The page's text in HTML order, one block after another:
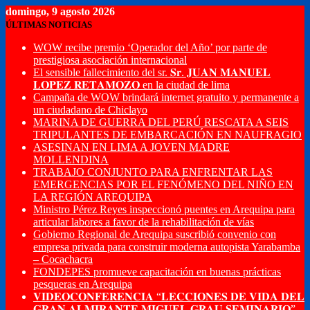
domingo, 9 agosto 2026
ÚLTIMAS NOTICIAS
WOW recibe premio ‘Operador del Año’ por parte de
prestigiosa asociación internacional
El sensible fallecimiento del sr. 𝐒𝐫. 𝐉𝐔𝐀𝐍 𝐌𝐀𝐍𝐔𝐄𝐋
𝐋𝐎𝐏𝐄𝐙 𝐑𝐄𝐓𝐀𝐌𝐎𝐙𝐎 en la ciudad de lima
Campaña de WOW brindará internet gratuito y permanente a
un ciudadano de Chiclayo
MARINA DE GUERRA DEL PERÚ RESCATA A SEIS
TRIPULANTES DE EMBARCACIÓN EN NAUFRAGIO
ASESINAN EN LIMA A JOVEN MADRE
MOLLENDINA
TRABAJO CONJUNTO PARA ENFRENTAR LAS
EMERGENCIAS POR EL FENÓMENO DEL NIÑO EN
LA REGIÓN AREQUIPA
Ministro Pérez Reyes inspeccionó puentes en Arequipa para
articular labores a favor de la rehabilitación de vías
Gobierno Regional de Arequipa suscribió convenio con
empresa privada para construir moderna autopista Yarabamba
– Cocachacra
FONDEPES promueve capacitación en buenas prácticas
pesqueras en Arequipa
𝐕𝐈𝐃𝐄𝐎𝐂𝐎𝐍𝐅𝐄𝐑𝐄𝐍𝐂𝐈𝐀 “𝐋𝐄𝐂𝐂𝐈𝐎𝐍𝐄𝐒 𝐃𝐄 𝐕𝐈𝐃𝐀 𝐃𝐄𝐋